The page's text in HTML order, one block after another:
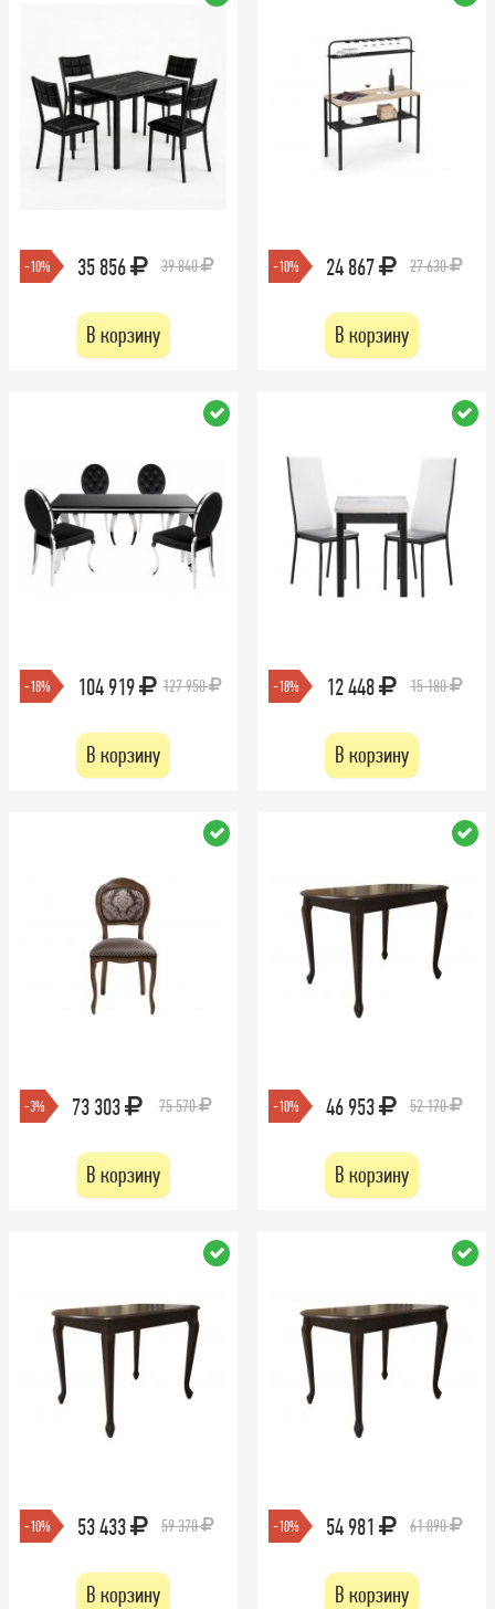
-10% 35 856 39 840
В корзину
-10% 24 867 27 630
В корзину
-18% 104 919 127 950
В корзину
-18% 12 448 15 180
В корзину
-3% 73 303 75 570
В корзину
-10% 46 953 52 170
В корзину
-10% 53 433 59 370
В корзину
-10% 54 981 61 090
В корзину